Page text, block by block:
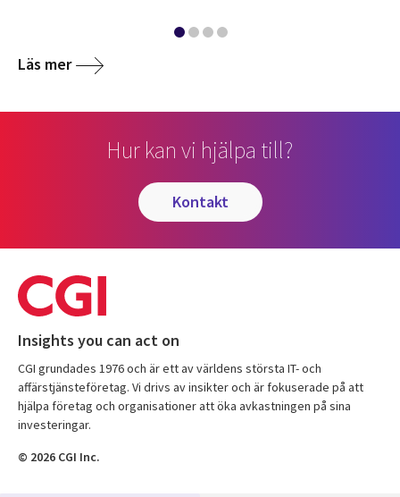
Läs mer
Hur kan vi hjälpa till?
kontakt
Insights you can act on
CGI grundades 1976 och är ett av världens största IT- och
affärstjänsteföretag. Vi drivs av insikter och är fokuserade på att
hjälpa företag och organisationer att öka avkastningen på sina
investeringar.
© 2026 CGI Inc.